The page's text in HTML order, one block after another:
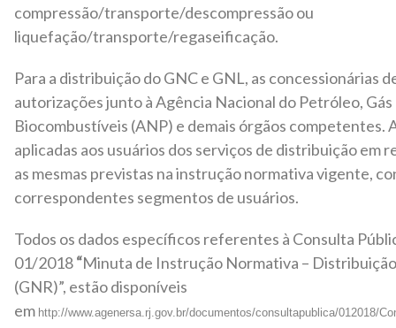
compressão/transporte/descompressão ou
liquefação/transporte/regaseificação.
Para a distribuição do GNC e GNL, as concessionárias
autorizações junto à Agência Nacional do Petróleo,
Biocombustíveis (ANP) e demais órgãos competentes.
aplicadas aos usuários dos serviços de distribuição em
as mesmas previstas na instrução normativa vigente,
correspondentes segmentos de usuários.
Todos os dados específicos referentes à Consulta
01/2018“Minuta de Instrução Normativa –
(GNR)”, estão disponíveis
em http://www.agenersa.rj.gov.br/documentos/consultapublica/012018/